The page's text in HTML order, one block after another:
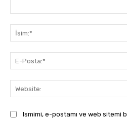
Ismimi, e-postamı ve web sitemi